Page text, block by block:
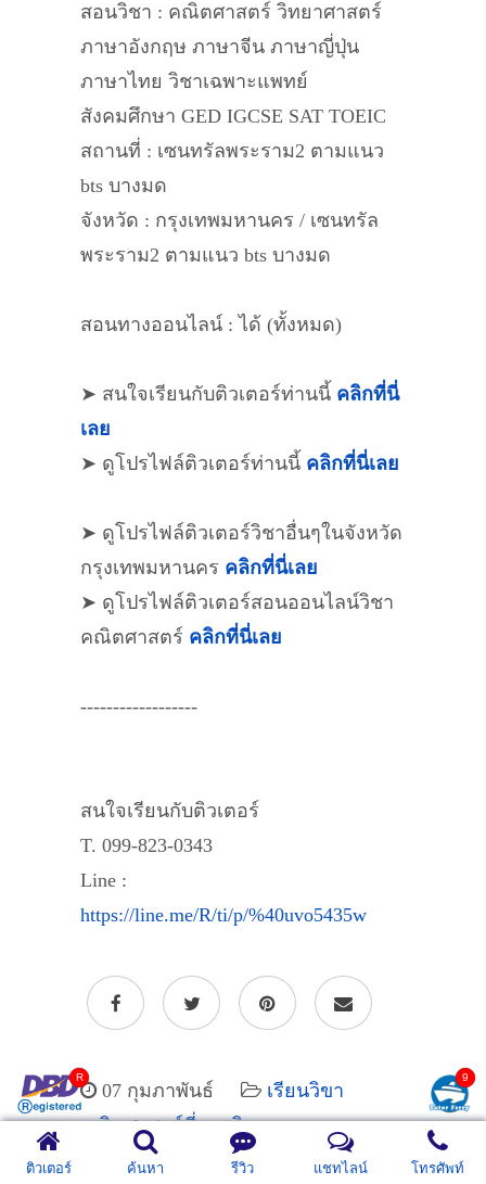
สอนวิชา : คณิตศาสตร์ วิทยาศาสตร์
ภาษาอังกฤษ ภาษาจีน ภาษาญี่ปุ่น
ภาษาไทย วิชาเฉพาะแพทย์
สังคมศึกษา GED IGCSE SAT TOEIC
สถานที่ : เซนทรัลพระราม2 ตามแนว
bts บางมด
จังหวัด : กรุงเทพมหานคร / เซนทรัล
พระราม2 ตามแนว bts บางมด
สอนทางออนไลน์ : ได้ (ทั้งหมด)
➤ สนใจเรียนกับติวเตอร์ท่านนี้ คลิกที่นี่
เลย
➤ ดูโปรไฟล์ติวเตอร์ท่านนี้ คลิกที่นี่เลย
➤ ดูโปรไฟล์ติวเตอร์วิชาอื่นๆในจังหวัด
กรุงเทพมหานคร คลิกที่นี่เลย
➤ ดูโปรไฟล์ติวเตอร์สอนออนไลน์วิชา
คณิตศาสตร์ คลิกที่นี่เลย
------------------
สนใจเรียนกับติวเตอร์
T. 099-823-0343
Line :
https://line.me/R/ti/p/%40uvo5435w
07 กุมภาพันธ์
เรียนวิขา
คณิตศาสตร์ที่รามอินทรา
ติวเตอร์ ค้นหา รีวิว แชทไลน์ โทรศัพท์